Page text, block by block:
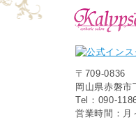
〒709-0836
岡山県赤磐市
Tel：090-
営業時間：月